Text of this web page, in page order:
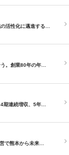
活性化に邁進する…
う。創業80年の年…
期連続増収、5年…
で熊本から未来…